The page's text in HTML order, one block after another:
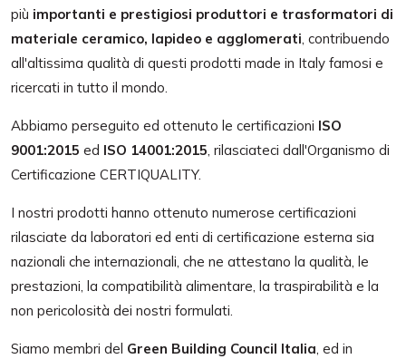
più importanti e prestigiosi produttori e trasformatori di
materiale ceramico, lapideo e agglomerati, contribuendo
all'altissima qualità di questi prodotti made in Italy famosi e
ricercati in tutto il mondo.
Abbiamo perseguito ed ottenuto le certificazioni ISO
9001:2015 ed ISO 14001:2015, rilasciateci dall'Organismo di
Certificazione CERTIQUALITY.
I nostri prodotti hanno ottenuto numerose certificazioni
rilasciate da laboratori ed enti di certificazione esterna sia
nazionali che internazionali, che ne attestano la qualità, le
prestazioni, la compatibilità alimentare, la traspirabilità e la
non pericolosità dei nostri formulati.
Siamo membri del Green Building Council Italia, ed in